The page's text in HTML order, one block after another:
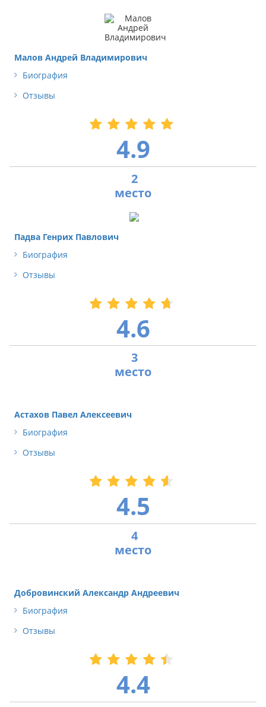
Малов Андрей Владимирович
Биография
Отзывы
4.9
2
Падва Генрих Павлович
Биография
Отзывы
4.6
3
Астахов Павел Алексеевич
Биография
Отзывы
4.5
4
Добровинский Александр Андреевич
Биография
Отзывы
4.4